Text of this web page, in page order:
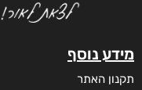
מידע נוסף
תקנון האתר